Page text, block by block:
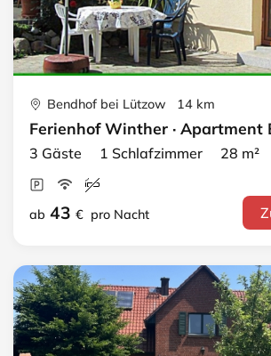
Bendhof bei Lützow 14 km
Ferienhof Winther · Apartment
3 Gäste 1 Schlafzimmer 28 m²
ab 43 € pro Nacht